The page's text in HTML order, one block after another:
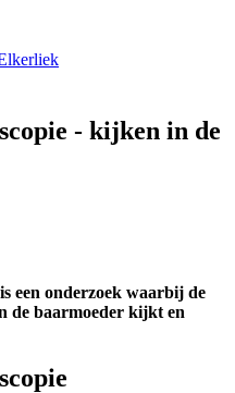
- kijken in de
een onderzoek waarbij de
de baarmoeder kijkt en